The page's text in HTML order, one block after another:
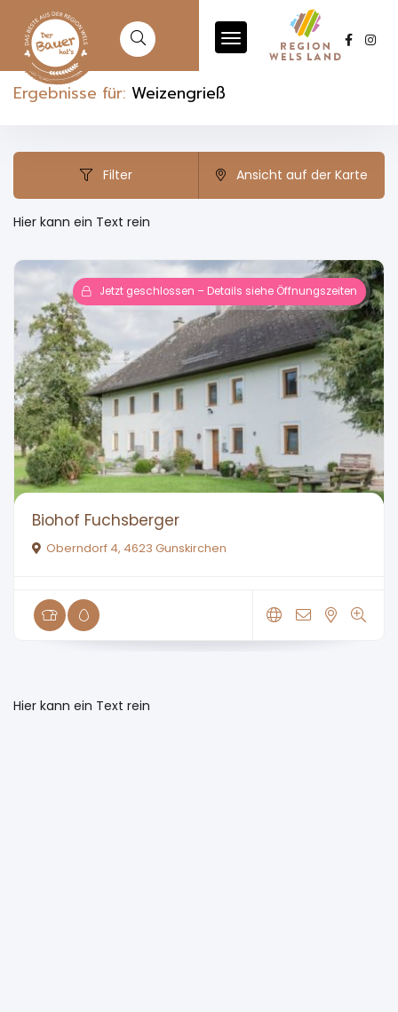
Ergebnisse für: Weizengrieß
Filter Ansicht auf der Karte
Hier kann ein Text rein
Jetzt geschlossen – Details siehe Öffnungszeiten
Biohof Fuchsberger
Oberndorf 4, 4623 Gunskirchen
Hier kann ein Text rein